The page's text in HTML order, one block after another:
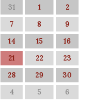
31 1
2
7 8
9
14 15
16
21 22
23
28 29
30
4 5 6